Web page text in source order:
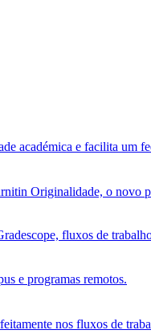
académica e facilita um
Originalidade, o novo
fluxos de
e programas remotos.
nos fluxos de